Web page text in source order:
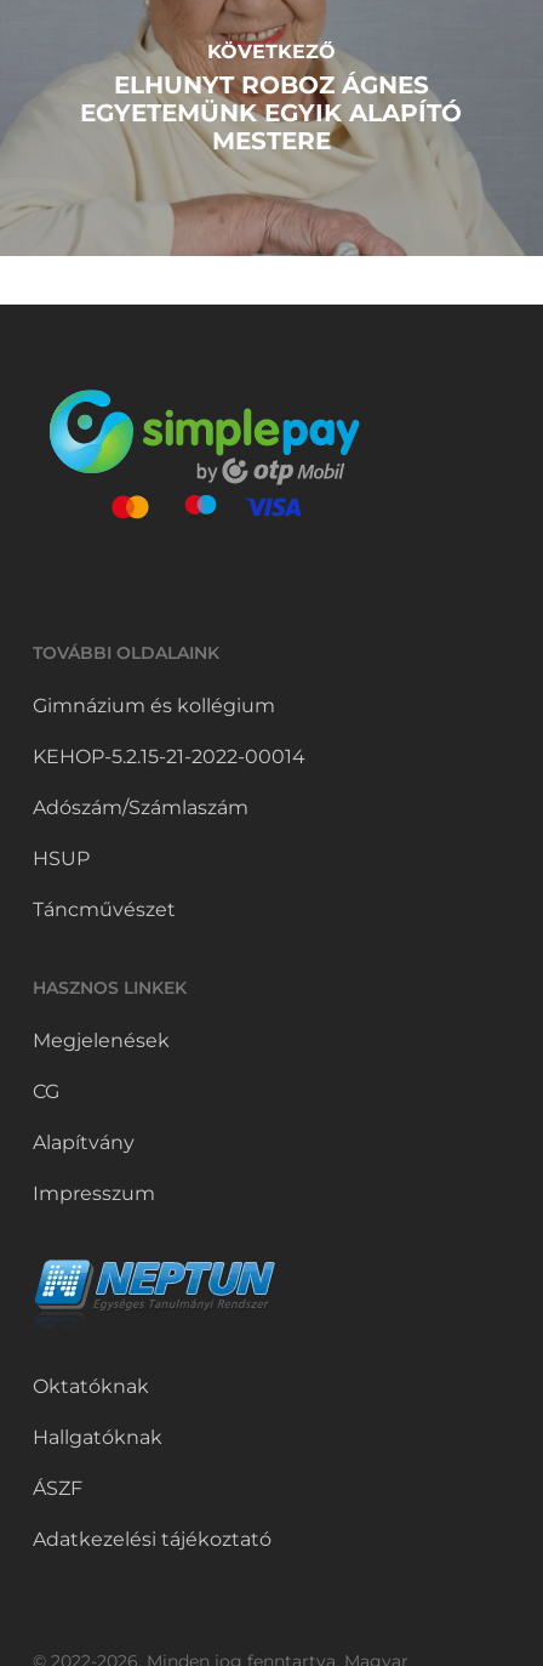
KÖVETKEZŐ
ELHUNYT ROBOZ ÁGNES
EGYETEMÜNK EGYIK ALAPÍTÓ
MESTERE
TOVÁBBI OLDALAINK
Gimnázium és kollégium
KEHOP-5.2.15-21-2022-00014
Adószám/Számlaszám
HSUP
Táncművészet
HASZNOS LINKEK
Megjelenések
CG
Alapítvány
Impresszum
Oktatóknak
Hallgatóknak
ÁSZF
Adatkezelési tájékoztató
© 2022-2026. Minden jog fenntartva. Magyar